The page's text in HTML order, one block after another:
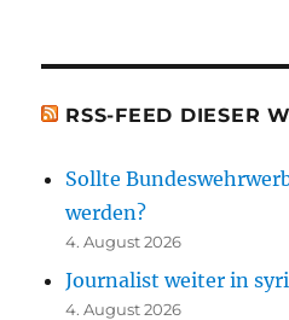
RSS-FEED DIESER
Sollte
werden?
4. August 2026
Journalist weiter in
4. August 2026